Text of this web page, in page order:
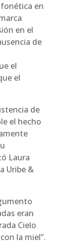
en
en el
de
el
el
de
el hecho
Laura
Uribe &
eran
Cielo
la miel”.